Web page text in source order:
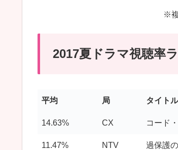
※
2017夏ドラマ視聴率
平均 局 タイトル
14.63% CX コード
11.47% NTV 過保護